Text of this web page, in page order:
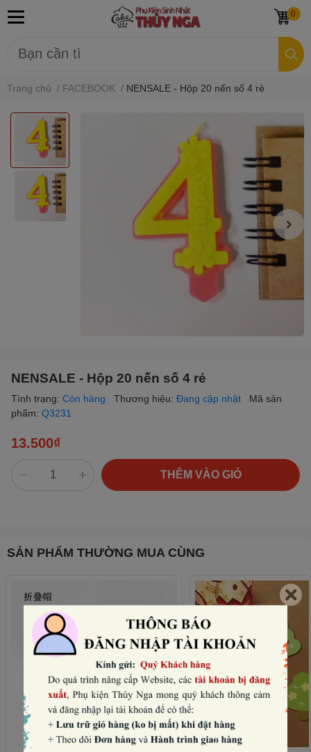
0
Trang chủ / FACEBOOK / NENSALE - Hộp 20 nến số 4 rẻ
NENSALE - Hộp 20 nến số 4 rẻ
Tình trạng: Còn hàng Thương hiệu: Đang cập nhật
Mã sản
phẩm: Q3231
13.500₫
THÊM VÀO GIỎ
SẢN PHẨM THƯỜNG MUA CÙNG